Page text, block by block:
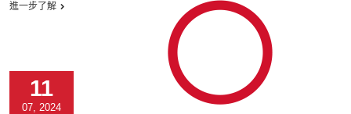
進一步了解
11
07, 2024